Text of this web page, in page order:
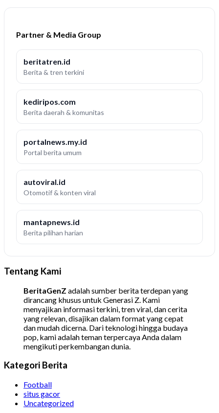
Partner & Media Group
beritatren.id
Berita & tren terkini
kediripos.com
Berita daerah & komunitas
portalnews.my.id
Portal berita umum
autoviral.id
Otomotif & konten viral
mantapnews.id
Berita pilihan harian
Tentang Kami
BeritaGenZ adalah sumber berita terdepan yang
dirancang khusus untuk Generasi Z. Kami
menyajikan informasi terkini, tren viral, dan cerita
yang relevan, disajikan dalam format yang cepat
dan mudah dicerna. Dari teknologi hingga budaya
pop, kami adalah teman terpercaya Anda dalam
mengikuti perkembangan dunia.
Kategori Berita
Football
situs gacor
Uncategorized